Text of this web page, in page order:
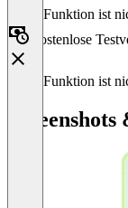
Diese Funktion ist
Kostenlose
Diese Funktion ist